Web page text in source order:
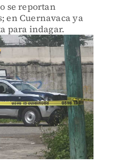
se reportan
en Cuernavaca ya
para indagar.